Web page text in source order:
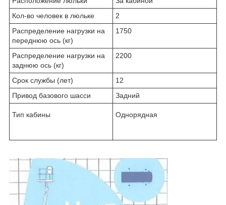
Кол-во человек в люльке
2
Распределение нагрузки на
переднюю ось (кг)
1750
Распределение нагрузки на
заднюю ось (кг)
2200
Срок службы (лет)
12
Привод базового шасси
Задний
Тип кабины Однорядная